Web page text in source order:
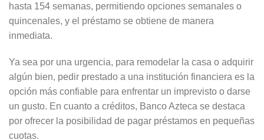
hasta 154 semanas, permitiendo opciones semanales o
quincenales, y el préstamo se obtiene de manera
inmediata.
Ya sea por una urgencia, para remodelar la casa o adquirir
algún bien, pedir prestado a una institución financiera es la
opción más confiable para enfrentar un imprevisto o darse
un gusto. En cuanto a créditos, Banco Azteca se destaca
por ofrecer la posibilidad de pagar préstamos en pequeñas
cuotas.